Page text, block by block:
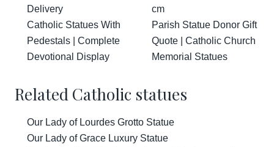
Delivery
Catholic Statues With
Pedestals | Complete
Devotional Display
cm
Parish Statue Donor Gift
Quote | Catholic Church
Memorial Statues
Related Catholic statues
Our Lady of Lourdes Grotto Statue
Our Lady of Grace Luxury Statue